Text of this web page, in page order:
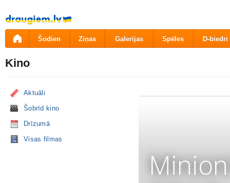
Pāriet
uz
saturu
Šodien Ziņas Galerijas Spēles D-biedri
Kino
Aktuāli
Šobrīd kino
Drīzumā
Visas filmas